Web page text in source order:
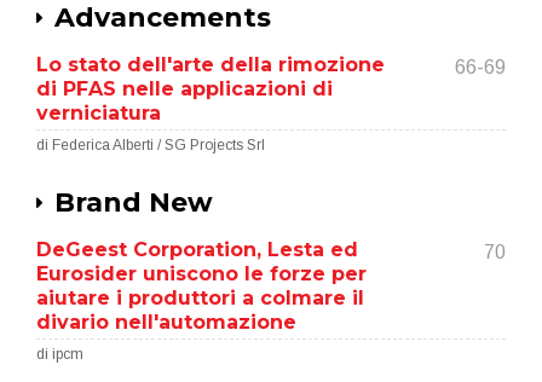
Advancements
Lo stato dell'arte della rimozione
di PFAS nelle applicazioni di
verniciatura
66-69
di Federica Alberti / SG Projects Srl
Brand New
DeGeest Corporation, Lesta ed
Eurosider uniscono le forze per
aiutare i produttori a colmare il
divario nell'automazione
70
di ipcm